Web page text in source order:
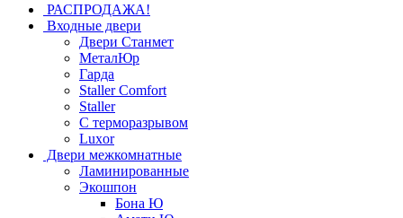
РАСПРОДАЖА!
Входные двери
Двери Станмет
МеталЮр
Гарда
Staller Comfort
Staller
С терморазрывом
Luxor
Двери межкомнатные
Ламинированные
Экошпон
Бона Ю